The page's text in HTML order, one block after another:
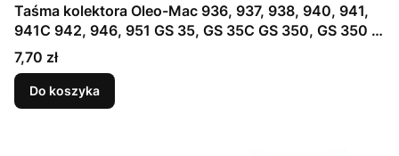
Taśma kolektora Oleo-Mac 936, 937, 938, 940, 941,
941C 942, 946, 951 GS 35, GS 35C GS 350, GS 350 C
GS 37, GS 370, GS 371 GS 41, GS 411, GS 44, GS 440,
Cena
7,70 zł
Do koszyka